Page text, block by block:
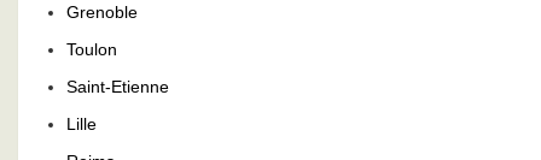
Grenoble
Toulon
Saint-Etienne
Lille